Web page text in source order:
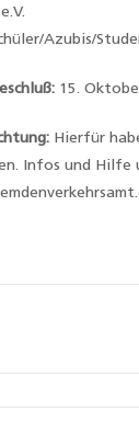
Azubis/
15.
Hierfür
Infos und Hilfe